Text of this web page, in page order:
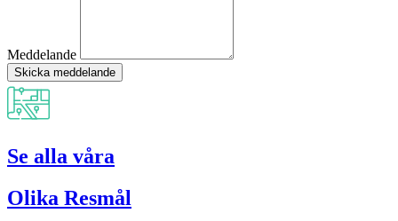
Meddelande
Skicka meddelande
Se alla våra
Olika Resmål